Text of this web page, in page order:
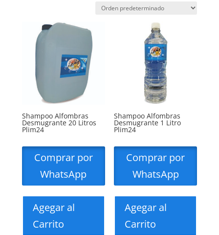
Shampoo Alfombras
Desmugrante 20 Litros
Plim24
Comprar por
WhatsApp
Agegar al
Carrito
Shampoo Alfombras
Desmugrante 1 Litro
Plim24
Comprar por
WhatsApp
Agegar al
Carrito